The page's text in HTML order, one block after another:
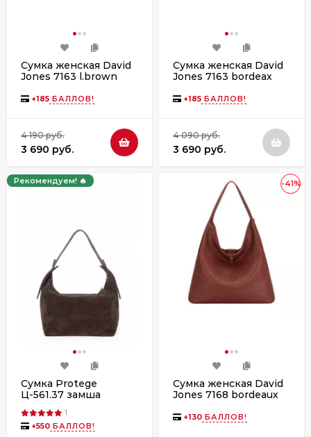
Сумка женская David
Jones 7163 l.brown
+185 БАЛЛОВ!
4 190 руб.
3 690 руб.
Сумка женская David
Jones 7163 bordeax
+185 БАЛЛОВ!
4 090 руб.
3 690 руб.
Рекомендуем! 🔥
Сумка Protege
Ц-561.37 замша
1
+550 БАЛЛОВ!
-41%
Сумка женская David
Jones 7168 bordeaux
+130 БАЛЛОВ!